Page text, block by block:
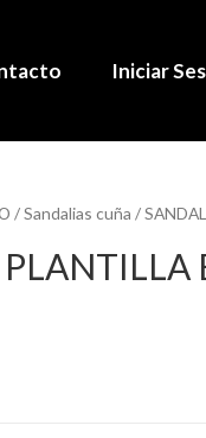
Iniciar
/Sandalias cuña /